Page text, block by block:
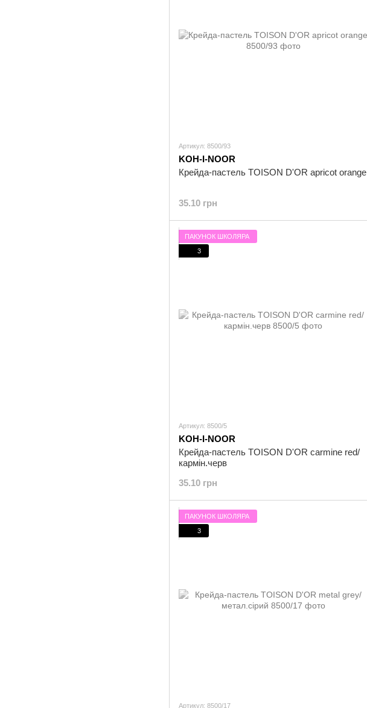
Артикул: 8500/93
KOH-I-NOOR
Крейда-пастель TOISON D'OR apricot orange
35.10 грн
ПАКУНОК ШКОЛЯРА
3
Артикул: 8500/5
KOH-I-NOOR
Крейда-пастель TOISON D'OR carmine red/
кармін.черв
35.10 грн
ПАКУНОК ШКОЛЯРА
3
Артикул: 8500/17